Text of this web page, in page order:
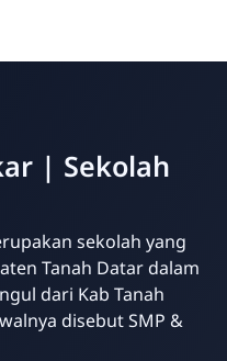
| Sekolah
sekolah yang
Tanah Datar dalam
dari Kab Tanah
disebut SMP &